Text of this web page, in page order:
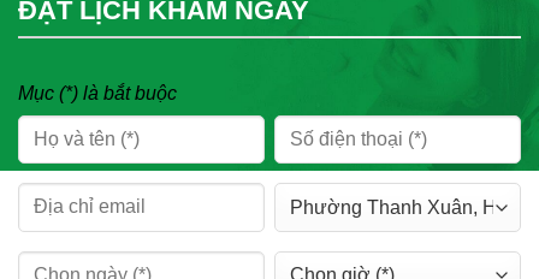
ĐẶT LỊCH KHÁM NGAY
Mục (*) là bắt buộc